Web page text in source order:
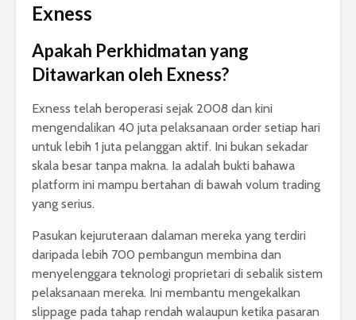
Exness
Apakah Perkhidmatan yang
Ditawarkan oleh Exness?
Exness telah beroperasi sejak 2008 dan kini
mengendalikan 40 juta pelaksanaan order setiap hari
untuk lebih 1 juta pelanggan aktif. Ini bukan sekadar
skala besar tanpa makna. Ia adalah bukti bahawa
platform ini mampu bertahan di bawah volum trading
yang serius.
Pasukan kejuruteraan dalaman mereka yang terdiri
daripada lebih 700 pembangun membina dan
menyelenggara teknologi proprietari di sebalik sistem
pelaksanaan mereka. Ini membantu mengekalkan
slippage pada tahap rendah walaupun ketika pasaran